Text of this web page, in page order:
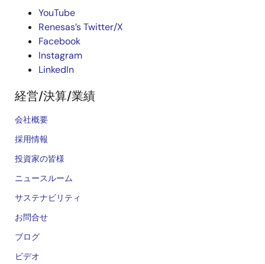
YouTube
Renesas’s Twitter/X
Facebook
Instagram
LinkedIn
経営/決算/業績
会社概要
採用情報
投資家の皆様
ニュースルーム
サステナビリティ
お問合せ
ブログ
ビデオ